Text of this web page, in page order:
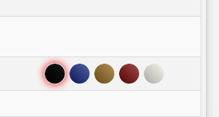
Đen Xanh Nâu Đỏ Trắng